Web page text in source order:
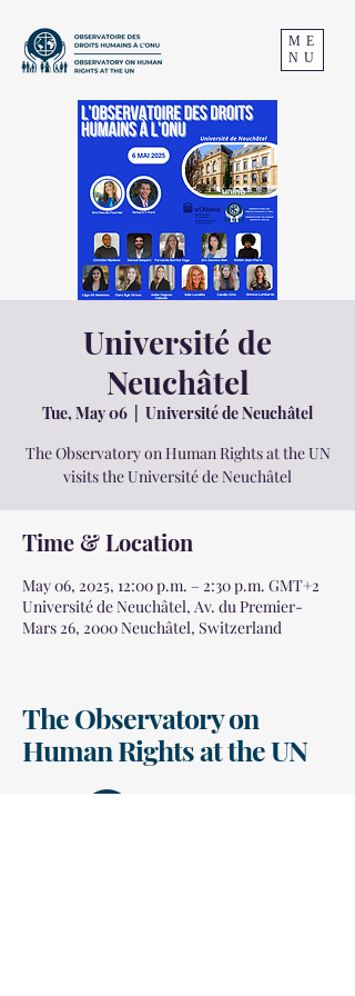
ME
NU
Université de
Neuchâtel
Tue, May 06
Université de Neuchâtel
The Observatory on Human Rights at the UN
visits the Université de Neuchâtel
Time & Location
May 06, 2025, 12:00 p.m. – 2:30 p.m. GMT+2
Université de Neuchâtel, Av. du Premier-
Mars 26, 2000 Neuchâtel, Switzerland
The Observatory on
Human Rights at the UN